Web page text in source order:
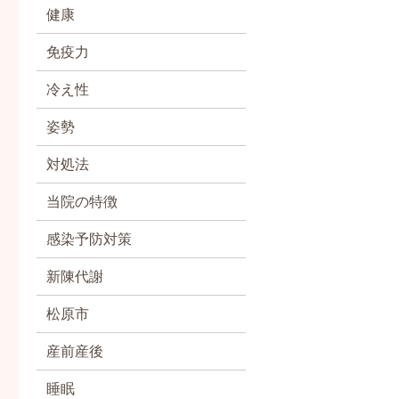
健康
免疫力
冷え性
姿勢
対処法
当院の特徴
感染予防対策
新陳代謝
松原市
産前産後
睡眠